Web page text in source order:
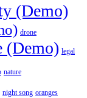
(Demo)
drone
(Demo) legal
nature
night song oranges